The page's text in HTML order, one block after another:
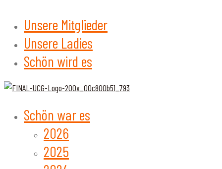
Unsere Mitglieder
Unsere Ladies
Schön wird es
Schön war es
2026
2025